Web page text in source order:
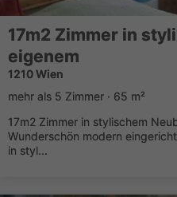
17m2 Zimmer in
eigenem
1210 Wien
mehr als 5 Zimmer · 65 m²
17m2 Zimmer in stylischem
Wunderschön modern
in styl...